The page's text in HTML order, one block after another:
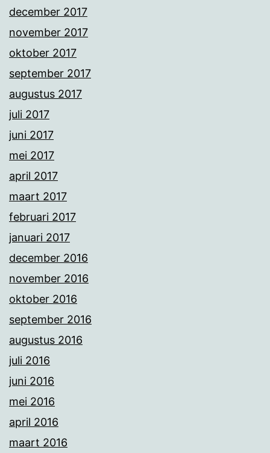
december 2017
november 2017
oktober 2017
september 2017
augustus 2017
juli 2017
juni 2017
mei 2017
april 2017
maart 2017
februari 2017
januari 2017
december 2016
november 2016
oktober 2016
september 2016
augustus 2016
juli 2016
juni 2016
mei 2016
april 2016
maart 2016